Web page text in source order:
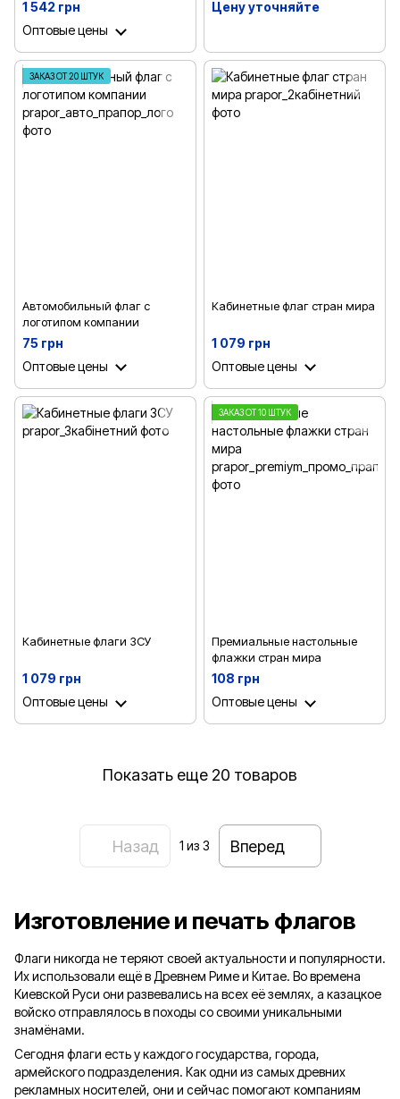
1 542 грн
Оптовые цены
Цену уточняйте
ЗАКАЗ ОТ 20 ШТУК
Автомобильный флаг с
логотипом компании
75 грн
Оптовые цены
Кабинетные флаг стран мира
1 079 грн
Оптовые цены
Кабинетные флаги ЗСУ
1 079 грн
Оптовые цены
ЗАКАЗ ОТ 10 ШТУК
Премиальные настольные
флажки стран мира
108 грн
Оптовые цены
Показать еще 20 товаров
Назад 1 из 3 Вперед
Изготовление и печать флагов
Флаги никогда не теряют своей актуальности и популярности.
Их использовали ещё в Древнем Риме и Китае. Во времена
Киевской Руси они развевались на всех её землях, а казацкое
войско отправлялось в походы со своими уникальными
знамёнами.
Сегодня флаги есть у каждого государства, города,
армейского подразделения. Как одни из самых древних
рекламных носителей, они и сейчас помогают компаниям